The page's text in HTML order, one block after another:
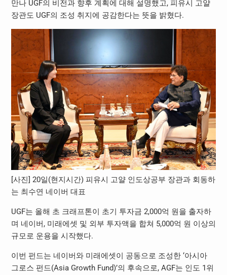
만나 UGF의 비전과 향후 계획에 대해 설명했고, 피유시 고얄
장관도 UGF의 조성 취지에 공감한다는 뜻을 밝혔다.
[사진] 20일(현지시간) 피유시 고얄 인도상공부 장관과 회동하
는 최수연 네이버 대표
UGF는 올해 초 크래프톤이 초기 투자금 2,000억 원을 출자하
며 네이버, 미래에셋 및 외부 투자액을 합쳐 5,000억 원 이상의
규모로 운용을 시작했다.
이번 펀드는 네이버와 미래에셋이 공동으로 조성한 ‘아시아
그로스 펀드(Asia Growth Fund)’의 후속으로, AGF는 인도 1위